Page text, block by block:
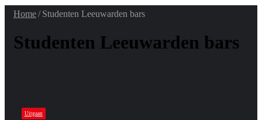
Home/ Studenten Leeuwarden bars
Studenten Leeuwarden bars
Uitgaan